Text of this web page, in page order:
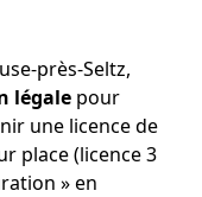
près-Seltz,
légale pour
une licence de
place (licence 3
» en